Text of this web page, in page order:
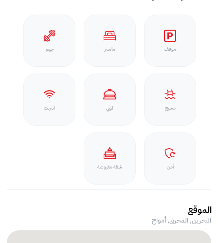
موقف ماستر جيم
مسبح لوبي انترنت
أمن شقة مفروشة
الموقع
البحرين, المحرق,أمواج